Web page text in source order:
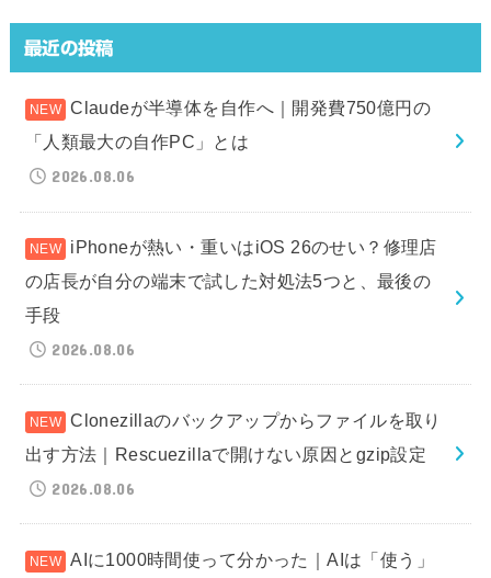
最近の投稿
Claudeが半導体を自作へ｜開発費750億円の
「人類最大の自作PC」とは
2026.08.06
iPhoneが熱い・重いはiOS 26のせい？修理店
の店長が自分の端末で試した対処法5つと、最後の
手段
2026.08.06
Clonezillaのバックアップからファイルを取り
出す方法｜Rescuezillaで開けない原因とgzip設定
2026.08.06
AIに1000時間使って分かった｜AIは「使う」